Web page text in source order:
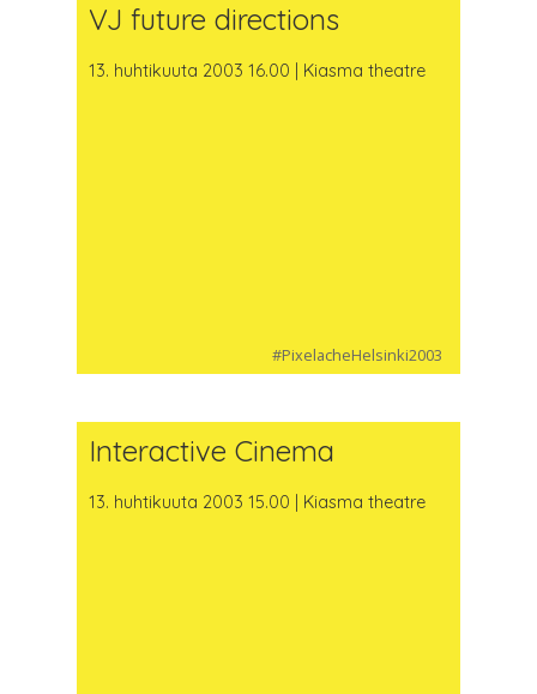
VJ future directions
13. huhtikuuta 2003 16.00 | Kiasma theatre
#PixelacheHelsinki2003
Interactive Cinema
13. huhtikuuta 2003 15.00 | Kiasma theatre